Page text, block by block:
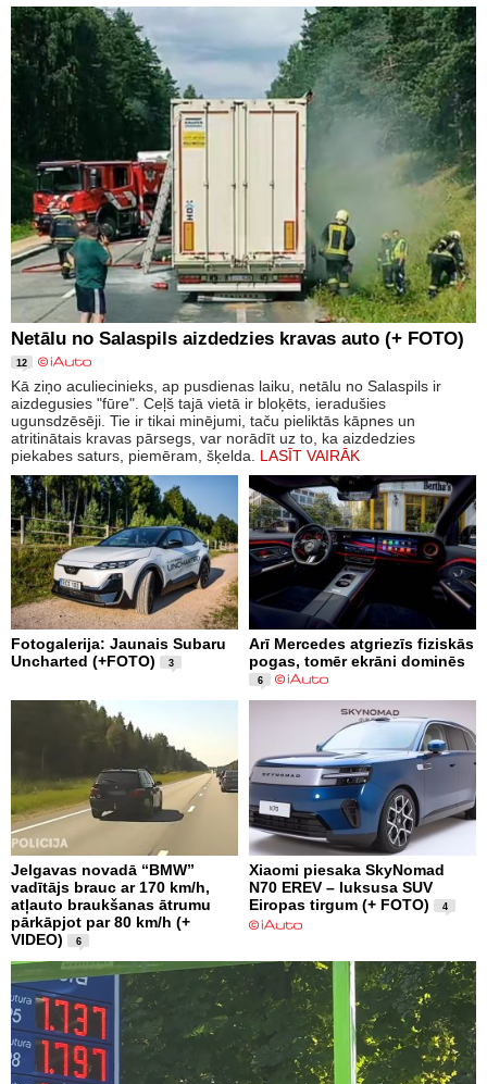
Netālu no Salaspils aizdedzies kravas auto (+ FOTO)
12
Kā ziņo aculiecinieks, ap pusdienas laiku, netālu no Salaspils ir
aizdegusies "fūre". Ceļš tajā vietā ir bloķēts, ieradušies
ugunsdzēsēji. Tie ir tikai minējumi, taču pieliktās kāpnes un
atritinātais kravas pārsegs, var norādīt uz to, ka aizdedzies
piekabes saturs, piemēram, šķelda. LASĪT VAIRĀK
Fotogalerija: Jaunais Subaru
Uncharted (+FOTO)
3
Arī Mercedes atgriezīs fiziskās
pogas, tomēr ekrāni dominēs
6
Jelgavas novadā “BMW”
vadītājs brauc ar 170 km/h,
atļauto braukšanas ātrumu
pārkāpjot par 80 km/h (+
VIDEO)
6
Xiaomi piesaka SkyNomad
N70 EREV – luksusa SUV
Eiropas tirgum (+ FOTO)
4